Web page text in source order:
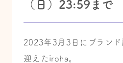
（日）23:59まで
2023年3月3日にブラン
迎えたiroha。